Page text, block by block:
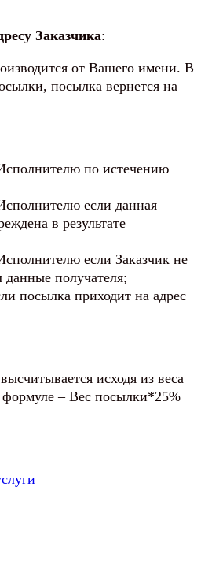
Заказчика:
от Вашего имени. В
посылка вернется на
по истечению
если данная
в результате
если Заказчик не
данные получателя;
посылка приходит на адрес
исходя из веса
– Вес посылки*25%